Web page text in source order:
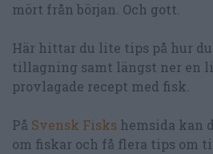
mört från början. Och gott.
Här hittar du lite tips på hur
tillagning samt längst ner en
provlagade recept med fisk.
På Svensk Fisks hemsida kan
om fiskar och få flera tips om